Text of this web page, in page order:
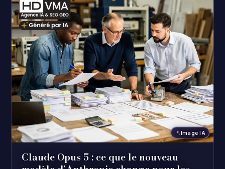
Image IA
Claude Opus 5 : ce que le nouveau